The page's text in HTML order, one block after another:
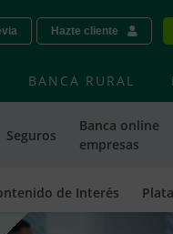
Hazte cliente
de Interés
Seguros
Banca online
empresas
BANCA RURAL